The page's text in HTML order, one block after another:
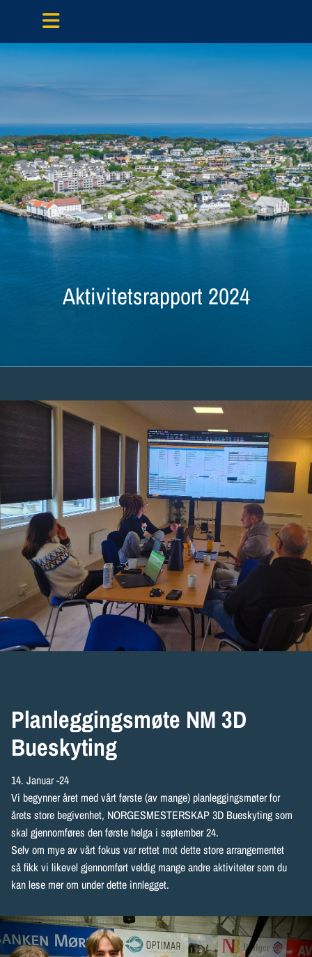
Aktivitetsrapport 2024
Planleggingsmøte NM 3D
Bueskyting
14. Januar -24
Vi begynner året med vårt første (av mange) planleggingsmøter for
årets store begivenhet, NORGESMESTERSKAP 3D Bueskyting som
skal gjennomføres den første helga i september 24.
Selv om mye av vårt fokus var rettet mot dette store arrangementet
så fikk vi likevel gjennomført veldig mange andre aktiviteter som du
kan lese mer om under dette innlegget.